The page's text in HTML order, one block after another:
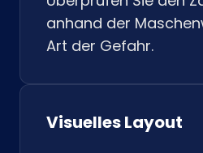
anhand der
Art der Gefahr.
Visuelles Layout